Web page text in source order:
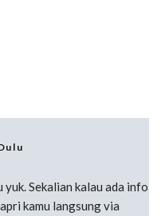
Sekalian kalau ada info
kamu langsung via